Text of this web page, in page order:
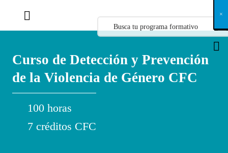
Curso de Detección y Prevención
de la Violencia de Género CFC
100 horas
7 créditos CFC
X
×
×
×
×
×
×
×
×
×
×
×
×
×
×
×
×
×
×
×
×
×
×
×
×
×
×
×
×
×
×
×
×
×
×
×
×
×
×
×
×
×
×
×
×
×
×
×
×
×
×
×
×
×
×
×
×
×
×
×
×
×
×
×
×
×
×
×
×
×
×
×
×
×
×
×
×
×
×
×
×
×
×
×
×
×
×
×
×
×
×
×
×
×
×
×
×
×
×
×
×
×
×
×
×
×
×
×
×
×
×
×
×
×
×
×
×
×
×
×
×
×
×
×
×
×
×
×
×
×
×
×
×
×
×
×
×
×
×
×
×
×
×
×
×
×
×
×
×
×
×
×
×
×
×
×
×
×
×
×
×
×
×
×
×
×
×
×
×
×
×
×
×
×
×
×
×
×
×
×
×
×
×
×
×
×
×
×
×
×
×
×
×
×
×
×
×
×
×
×
×
×
×
×
×
×
×
×
×
×
×
×
×
×
×
×
×